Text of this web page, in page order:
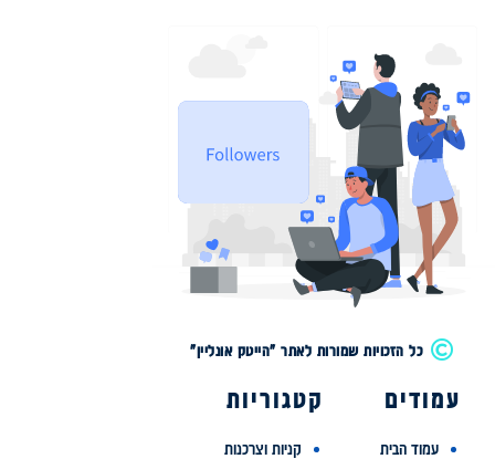
כל הזכויות שמורות לאתר "הייטק אונליין"
עמודים
עמוד הבית
קטגוריות
קניות וצרכנות